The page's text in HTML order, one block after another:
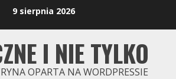
9 sierpnia 2026
I NIE TYLKO
OPARTA NA WORDPRESSIE